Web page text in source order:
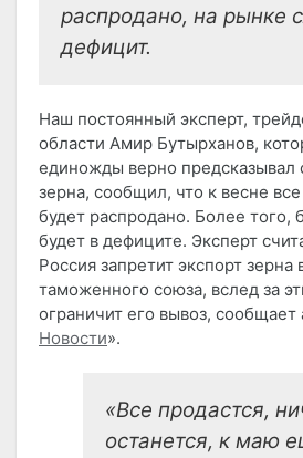
распродано, на рынке
дефицит.
Наш постоянный эксперт,
области Амир Бутырханов,
единожды верно предсказывал
зерна, сообщил, что к весне
будет распродано. Более того,
будет в дефиците. Эксперт
Россия запретит экспорт зерна
таможенного союза, вслед за
ограничит его вывоз, сообщает
Новости».
«Все продастся,
останется, к маю